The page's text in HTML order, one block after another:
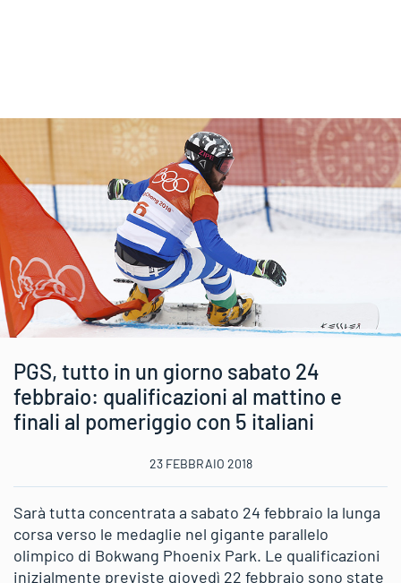
PGS, tutto in un giorno sabato 24
febbraio: qualificazioni al mattino e
finali al pomeriggio con 5 italiani
23 FEBBRAIO 2018
Sarà tutta concentrata a sabato 24 febbraio la lunga
corsa verso le medaglie nel gigante parallelo
olimpico di Bokwang Phoenix Park. Le qualificazioni
inizialmente previste giovedì 22 febbraio sono state